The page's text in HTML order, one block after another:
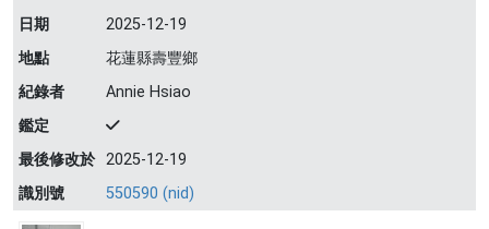
日期
2025-12-19
地點
花蓮縣壽豐鄉
紀錄者
Annie Hsiao
鑑定
最後修改於 2025-12-19
識別號
550590 (nid)